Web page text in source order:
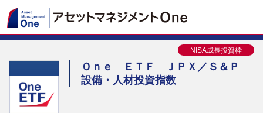
NISA成長投資枠
Ｏｎｅ ＥＴＦ ＪＰＸ／Ｓ＆Ｐ
設備・人材投資指数